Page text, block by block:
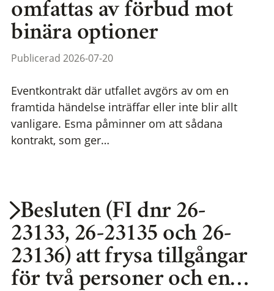
omfattas av förbud mot
binära optioner
Publicerad 2026-07-20
Eventkontrakt där utfallet avgörs av om en
framtida händelse inträffar eller inte blir allt
vanligare. Esma påminner om att sådana
kontrakt, som ger…
Besluten (FI dnr 26-
23133, 26-23135 och 26-
23136) att frysa tillgångar
för två personer och en…